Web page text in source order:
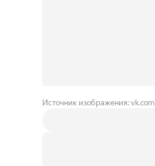
Источник изображения: vk.com